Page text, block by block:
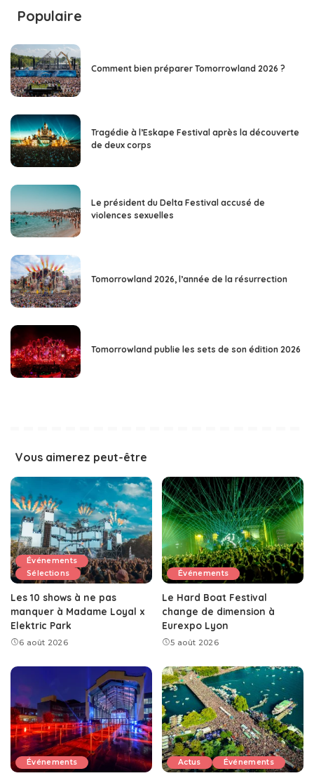
Populaire
Comment bien préparer Tomorrowland 2026 ?
Tragédie à l’Eskape Festival après la découverte
de deux corps
Le président du Delta Festival accusé de
violences sexuelles
Tomorrowland 2026, l’année de la résurrection
Tomorrowland publie les sets de son édition 2026
Vous aimerez peut-être
Événements
Sélections
Les 10 shows à ne pas
manquer à Madame Loyal x
Elektric Park
6 août 2026
Événements
Le Hard Boat Festival
change de dimension à
Eurexpo Lyon
5 août 2026
Événements Actus Événements